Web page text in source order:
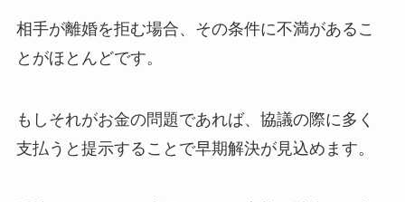
相手が離婚を拒む場合、その条件に不満があるこ
とがほとんどです。
もしそれがお金の問題であれば、協議の際に多く
支払うと提示することで早期解決が見込めます。